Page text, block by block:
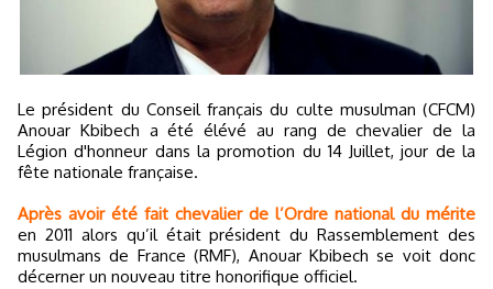
Le président du Conseil français du culte musulman (CFCM)
Anouar Kbibech a été élévé au rang de chevalier de la
Légion d'honneur dans la promotion du 14 Juillet, jour de la
fête nationale française.
Après avoir été fait chevalier de l’Ordre national du mérite
en 2011 alors qu’il était président du Rassemblement des
musulmans de France (RMF), Anouar Kbibech se voit donc
décerner un nouveau titre honorifique officiel.